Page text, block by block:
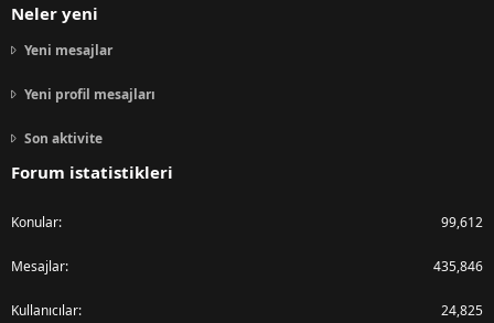
Neler yeni
Yeni mesajlar
Yeni profil mesajları
Son aktivite
Forum istatistikleri
Konular 99,612
Mesajlar 435,846
Kullanıcılar 24,825